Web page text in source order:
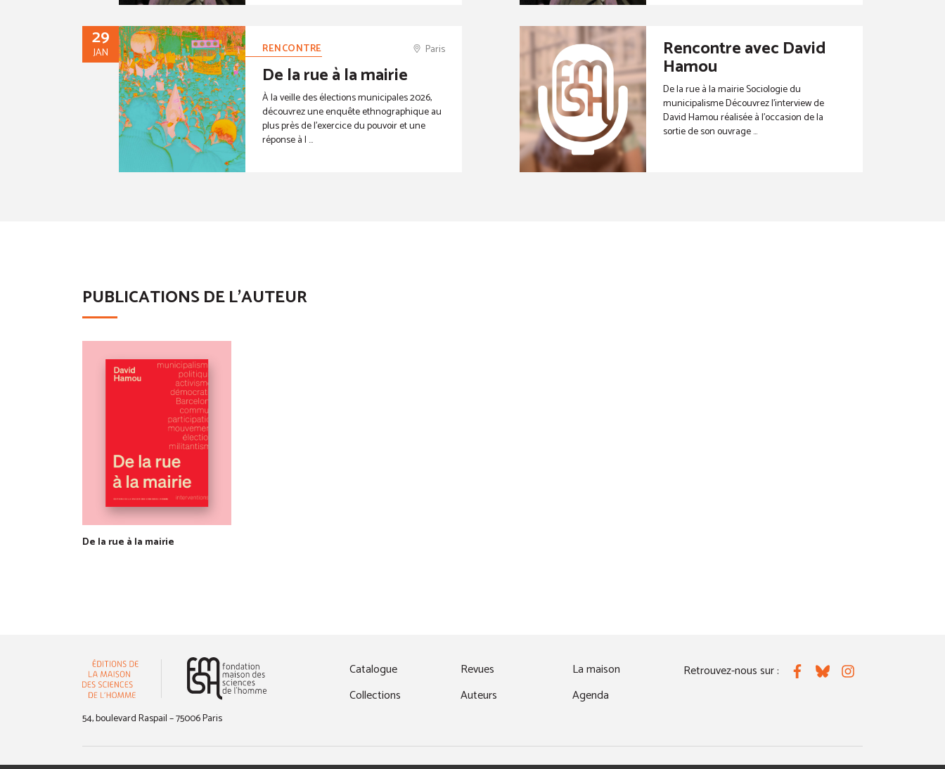
29
JAN RENCONTRE
De la rue à la mairie
À la veille des élections municipales 2026,
découvrez une enquête ethnographique au
plus près de l’exercice du pouvoir et une
réponse à l ...
Paris Rencontre avec David
Hamou
De la rue à la mairie Sociologie du
municipalisme Découvrez l’interview de
David Hamou réalisée à l’occasion de la
sortie de son ouvrage ...
PUBLICATIONS DE L'AUTEUR
De la rue à la mairie
54, boulevard Raspail – 75006 Paris
Catalogue
Collections
Revues
Auteurs
La maison
Agenda
Retrouvez-nous sur : FacebookBlueskyInstagram